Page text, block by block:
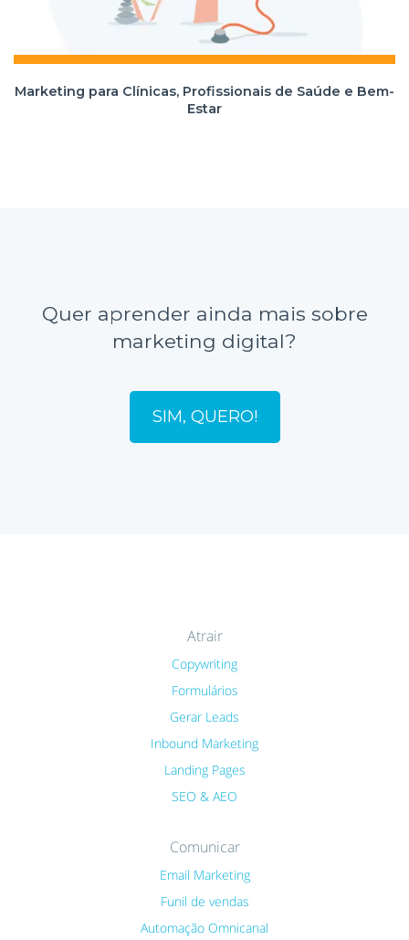
Marketing para Clínicas, Profissionais de Saúde e Bem-
Estar
Quer aprender ainda mais sobre
marketing digital?
SIM, QUERO!
Atrair
Copywriting
Formulários
Gerar Leads
Inbound Marketing
Landing Pages
SEO & AEO
Comunicar
Email Marketing
Funil de vendas
Automação Omnicanal